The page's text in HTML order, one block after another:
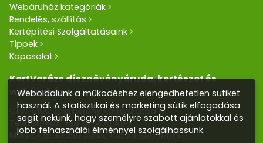
Webáruház kategóriák
Rendelés, szállítás
Kertépítési Szolgáltatásaink
Tippek
Kapcsolat
KertVarázs dísznövényáruda, kertészet és
webáruház
Cím: 5100 Jászberény Kertész utca 5.
Telefon/Fax: +36 57 400 455
Mobil:+36 30 390 2856,+36 20 405 0405
Weboldalunk a működéshez elengedhetetlen sütiket
használ. A statisztikai és marketing sütik elfogadása
segít nekünk, hogy személyre szabott ajánlatokkal és
jobb felhasználói élménnyel szolgálhassunk.